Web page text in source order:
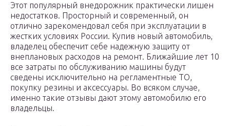
Этот популярный внедорожник практически лишен
недостатков. Просторный и современный, он
отлично зарекомендовал себя при эксплуатации в
жестких условиях России. Купив новый автомобиль,
владелец обеспечит себе надежную защиту от
внеплановых расходов на ремонт. Ближайшие лет 10
все затраты по обслуживанию машины будут
сведены исключительно на регламентные ТО,
покупку резины и аксессуары. Во всяком случае,
именно такие отзывы дают этому автомобилю его
владельцы.